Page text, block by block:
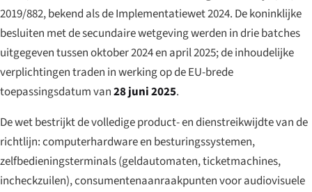
2019/882, bekend als deImplementatiewet 2024. De koninklijke
besluiten met de secundaire wetgeving werden in drie batches
uitgegeven tussen oktober 2024 en april 2025; de inhoudelijke
verplichtingen traden in werking op de EU-brede
toepassingsdatum van28 juni 2025.
De wet bestrijkt de volledige product- en dienstreikwijdte van de
richtlijn: computerhardware en besturingssystemen,
zelfbedieningsterminals (geldautomaten, ticketmachines,
incheckzuilen), consumentenaanraakpunten voor audiovisuele